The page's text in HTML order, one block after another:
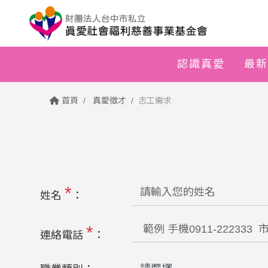
認識真愛 最
首頁 真愛徵才 志工需求
姓名 * ：
連絡電話 * ：